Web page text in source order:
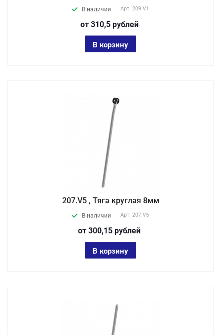
В наличии Арт. 209.V1
от 310,5 рублей
В корзину
207.V5 , Тяга круглая 8мм
В наличии Арт. 207.V5
от 300,15 рублей
В корзину